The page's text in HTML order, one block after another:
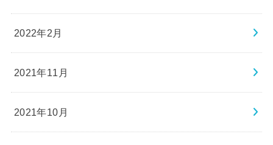
2022年2月
2021年11月
2021年10月